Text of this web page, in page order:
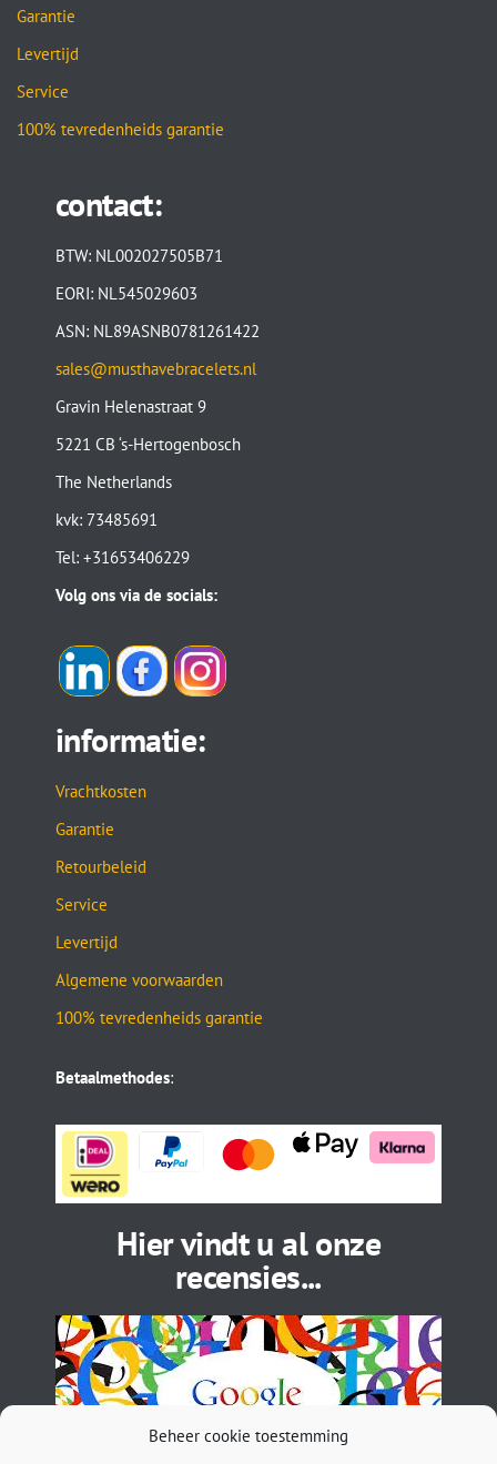
Beheer cookie toestemming
Garantie
Levertijd
Service
100% tevredenheids garantie
contact:
BTW: NL002027505B71
EORI: NL545029603
ASN: NL89ASNB0781261422
sales@musthavebracelets.nl
Gravin Helenastraat 9
5221 CB ‘s-Hertogenbosch
The Netherlands
kvk: 73485691
Tel: +31653406229
Volg ons via de socials:
informatie:
Vrachtkosten
Garantie
Retourbeleid
Service
Levertijd
Algemene voorwaarden
100% tevredenheids garantie
Betaalmethodes:
Hier vindt u al onze
recensies...